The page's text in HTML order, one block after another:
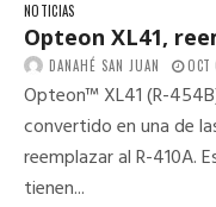
NOTICIAS
Opteon XL41,
DANAHÉ SAN JUAN
Opteon™ XL41 (R-
convertido en una de
reemplazar al R-410A.
tienen...